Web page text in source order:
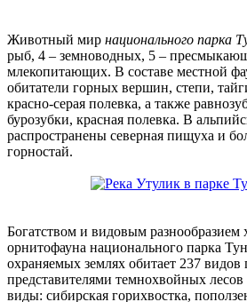
Животный мир национального парка
рыб, 4 – земноводных, 5 –
млекопитающих. В составе местной
обитатели горных вершин, степи,
красно-серая полевка, а также
бурозубки, красная полевка. В
распространены северная пищуха и
горностай.
Богатством и видовым разнообразием
орнитофауна национального парка
охраняемых землях обитает 237
представителями темнохвойных
виды: сибирская горихвостка,